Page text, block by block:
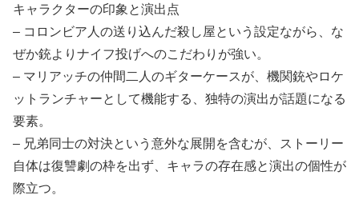
キャラクターの印象と演出点
– コロンビア人の送り込んだ殺し屋という設定ながら、な
ぜか銃よりナイフ投げへのこだわりが強い。
– マリアッチの仲間二人のギターケースが、機関銃やロケ
ットランチャーとして機能する、独特の演出が話題になる
要素。
– 兄弟同士の対決という意外な展開を含むが、ストーリー
自体は復讐劇の枠を出ず、キャラの存在感と演出の個性が
際立つ。